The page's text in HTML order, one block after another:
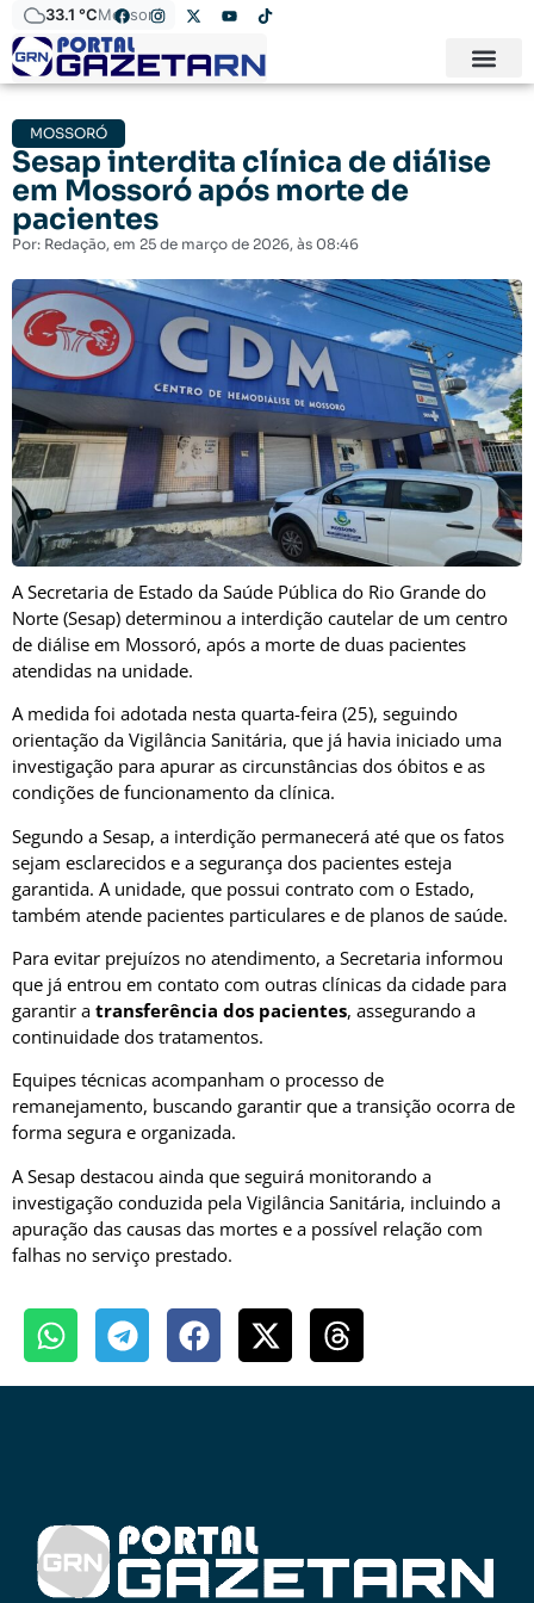
33.1 °CMossoró
MOSSORÓ
Sesap interdita clínica de diálise
em Mossoró após morte de
pacientes
Por: Redação, em 25 de março de 2026, às 08:46
A Secretaria de Estado da Saúde Pública do Rio Grande do
Norte (Sesap) determinou a interdição cautelar de um centro
de diálise em Mossoró, após a morte de duas pacientes
atendidas na unidade.
A medida foi adotada nesta quarta-feira (25), seguindo
orientação da Vigilância Sanitária, que já havia iniciado uma
investigação para apurar as circunstâncias dos óbitos e as
condições de funcionamento da clínica.
Segundo a Sesap, a interdição permanecerá até que os fatos
sejam esclarecidos e a segurança dos pacientes esteja
garantida. A unidade, que possui contrato com o Estado,
também atende pacientes particulares e de planos de saúde.
Para evitar prejuízos no atendimento, a Secretaria informou
que já entrou em contato com outras clínicas da cidade para
garantir a transferência dos pacientes, assegurando a
continuidade dos tratamentos.
Equipes técnicas acompanham o processo de
remanejamento, buscando garantir que a transição ocorra de
forma segura e organizada.
A Sesap destacou ainda que seguirá monitorando a
investigação conduzida pela Vigilância Sanitária, incluindo a
apuração das causas das mortes e a possível relação com
falhas no serviço prestado.